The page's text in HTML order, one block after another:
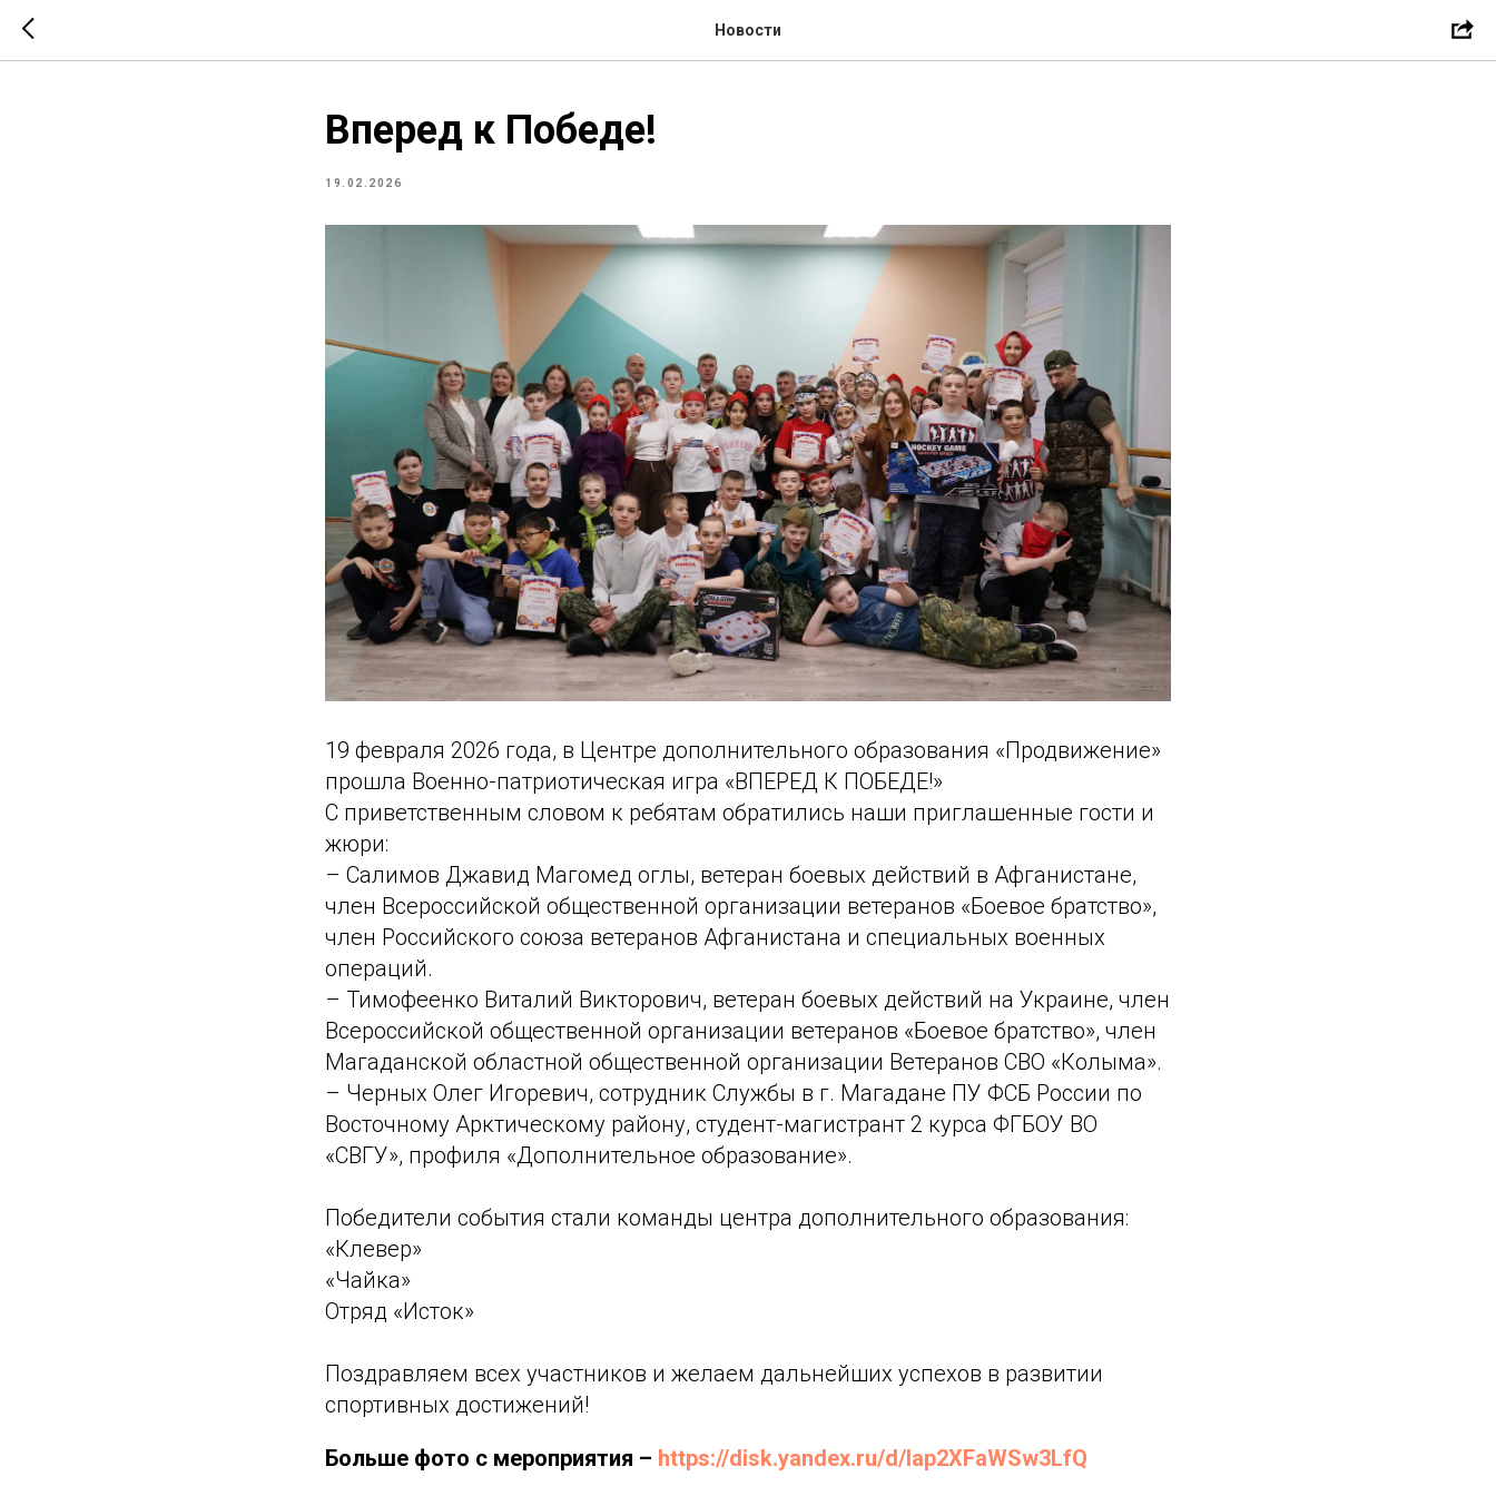
Новости
Вперед к Победе!
19.02.2026
19 февраля 2026 года, в Центре дополнительного образования «Продвижение»
прошла Военно-патриотическая игра «ВПЕРЕД К ПОБЕДЕ!»
С приветственным словом к ребятам обратились наши приглашенные гости и
жюри:
– Салимов Джавид Магомед оглы, ветеран боевых действий в Афганистане,
член Всероссийской общественной организации ветеранов «Боевое братство»,
член Российского союза ветеранов Афганистана и специальных военных
операций.
– Тимофеенко Виталий Викторович, ветеран боевых действий на Украине, член
Всероссийской общественной организации ветеранов «Боевое братство», член
Магаданской областной общественной организации Ветеранов СВО «Колыма».
– Черных Олег Игоревич, сотрудник Службы в г. Магадане ПУ ФСБ России по
Восточному Арктическому району, студент-магистрант 2 курса ФГБОУ ВО
«СВГУ», профиля «Дополнительное образование».
Победители события стали команды центра дополнительного образования:
«Клевер»
«Чайка»
Отряд «Исток»
Поздравляем всех участников и желаем дальнейших успехов в развитии
спортивных достижений!
Больше фото с мероприятия – https://disk.yandex.ru/d/Iap2XFaWSw3LfQ